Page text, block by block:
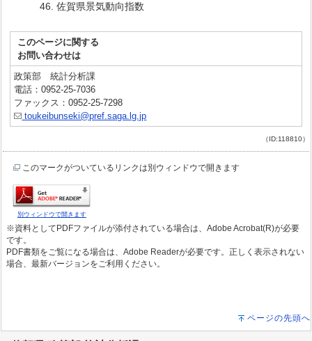
46. 佐賀県景気動向指数
このページに関する
お問い合わせは
政策部 統計分析課
電話：0952-25-7036
ファックス：0952-25-7298
toukeibunseki@pref.saga.lg.jp
（ID:118810）
このマークがついているリンクは別ウィンドウで開きます
別ウィンドウで開きます
※資料としてPDFファイルが添付されている場合は、Adobe Acrobat(R)が必要
です。
PDF書類をご覧になる場合は、Adobe Readerが必要です。正しく表示されない
場合、最新バージョンをご利用ください。
ページの先頭へ